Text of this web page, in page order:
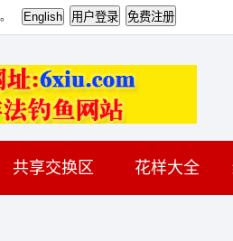
。
共享交换区 花样大全